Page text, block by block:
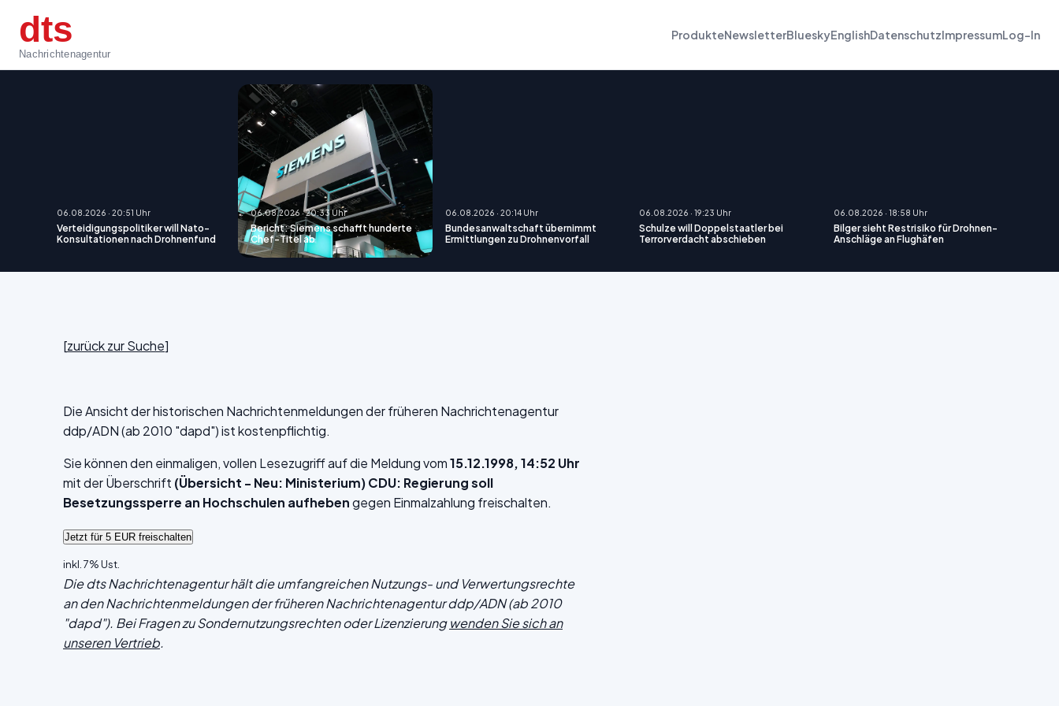
dts
Nachrichtenagentur
ProdukteNewsletterBlueskyEnglishDatenschutzImpressumLog-In
06.08.2026 · 20:51 Uhr
Verteidigungspolitiker will Nato-
Konsultationen nach Drohnenfund
06.08.2026 · 20:33 Uhr
Bericht: Siemens schafft hunderte
Chef-Titel ab
06.08.2026 · 20:14 Uhr
Bundesanwaltschaft übernimmt
Ermittlungen zu Drohnenvorfall
06.08.2026 · 19:23 Uhr
Schulze will Doppelstaatler bei
Terrorverdacht abschieben
06.08.2026 · 18:58 Uhr
Bilger sieht Restrisiko für Drohnen-
Anschläge an Flughäfen
[zurück zur Suche]
Die Ansicht der historischen Nachrichtenmeldungen der früheren Nachrichtenagentur
ddp/ADN (ab 2010 "dapd") ist kostenpflichtig.
Sie können den einmaligen, vollen Lesezugriff auf die Meldung vom15.12.1998, 14:52 Uhr
mit der Überschrift (Übersicht - Neu: Ministerium) CDU: Regierung soll
Besetzungssperre an Hochschulen aufhebengegen Einmalzahlung freischalten.
inkl. 7% Ust.
Die dts Nachrichtenagentur hält die umfangreichen Nutzungs- und Verwertungsrechte
an den Nachrichtenmeldungen der früheren Nachrichtenagentur ddp/ADN (ab 2010
"dapd"). Bei Fragen zu Sondernutzungsrechten oder Lizenzierungwenden Sie sich an
unseren Vertrieb.